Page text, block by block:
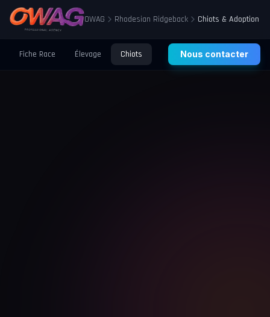
OWAG Rhodesian Ridgeback Chiots & Adoption
Fiche Race Élevage Chiots Santé Éducation
Nous contacter